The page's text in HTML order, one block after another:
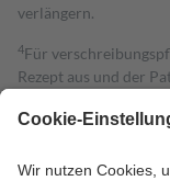
verlängern.
4Für
Rezept aus und der
Kosten dafür, der
Grundsätzlich leisten